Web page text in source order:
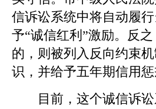
信诉讼系统中将自动履
予“诚信红利”激励。反
的，则被列入反向约束
识，并给予五年期信用惩
目前，这个诚信诉讼